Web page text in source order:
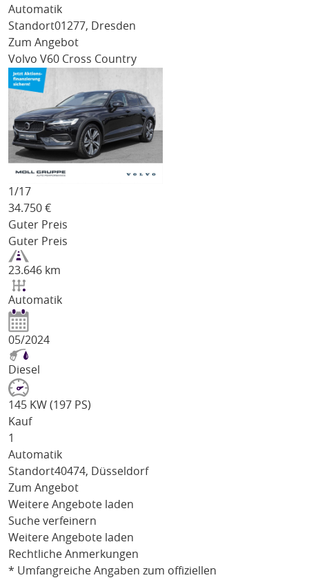
Automatik
Standort01277, Dresden
Zum Angebot
Volvo V60 Cross Country
1/17
34.750 €
Guter Preis
Guter Preis
23.646 km
Automatik
05/2024
Diesel
145 KW (197 PS)
Kauf
1
Automatik
Standort40474, Düsseldorf
Zum Angebot
Weitere Angebote laden
Suche verfeinern
Weitere Angebote laden
Rechtliche Anmerkungen
* Umfangreiche Angaben zum offiziellen